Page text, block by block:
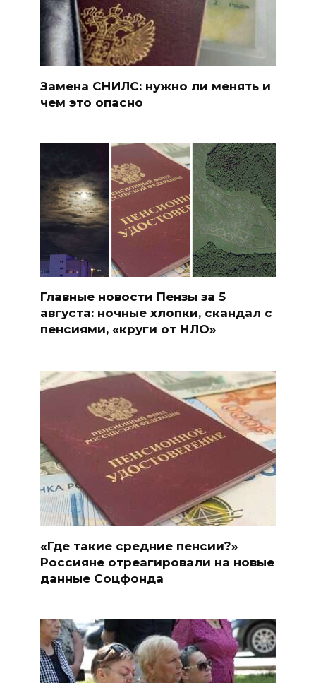
Замена СНИЛС: нужно ли менять и
чем это опасно
Главные новости Пензы за 5
августа: ночные хлопки, скандал с
пенсиями, «круги от НЛО»
«Где такие средние пенсии?»
Россияне отреагировали на новые
данные Соцфонда